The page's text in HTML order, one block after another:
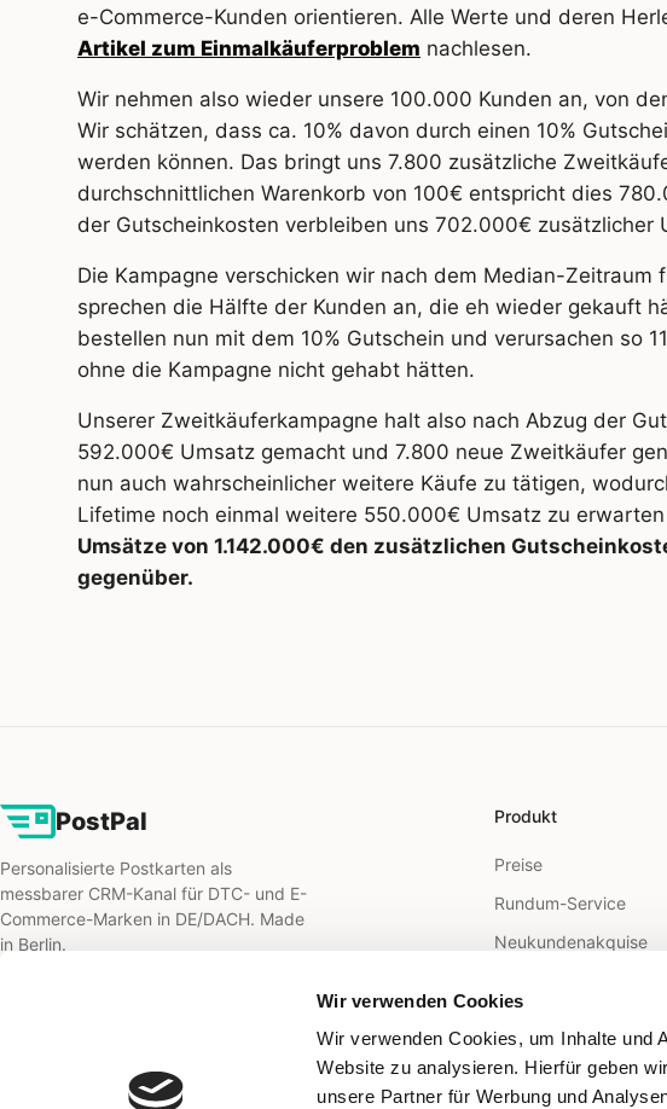
Wir verwenden Cookies
Wir verwenden Cookies, um Inhalte und
Website zu analysieren. Hierfür geben
unsere Partner für Werbung und
e-Commerce-Kunden orientieren. Alle Werte und deren
Artikel zum Einmalkäuferproblem nachlesen.
Wir nehmen also wieder unsere 100.000 Kunden an, von
Wir schätzen, dass ca. 10% davon durch einen 10%
werden können. Das bringt uns 7.800 zusätzliche
durchschnittlichen Warenkorb von 100€ entspricht dies
der Gutscheinkosten verbleiben uns 702.000€ zusätzlicher
Die Kampagne verschicken wir nach dem Median-Zeitraum
sprechen die Hälfte der Kunden an, die eh wieder gekauft
bestellen nun mit dem 10% Gutschein und verursachen so
ohne die Kampagne nicht gehabt hätten.
Unserer Zweitkäuferkampagne halt also nach Abzug der
592.000€ Umsatz gemacht und 7.800 neue Zweitkäufer
nun auch wahrscheinlicher weitere Käufe zu tätigen,
Lifetime noch einmal weitere 550.000€ Umsatz zu
Umsätze von 1.142.000€ den zusätzlichen
gegenüber.
PostPal
Personalisierte Postkarten als
messbarer CRM-Kanal für DTC- und E-
Commerce-Marken in DE/DACH. Made
in Berlin.
Produkt
Preise
Rundum-Service
Neukundenakquise
Direct Mail API
Retargeting